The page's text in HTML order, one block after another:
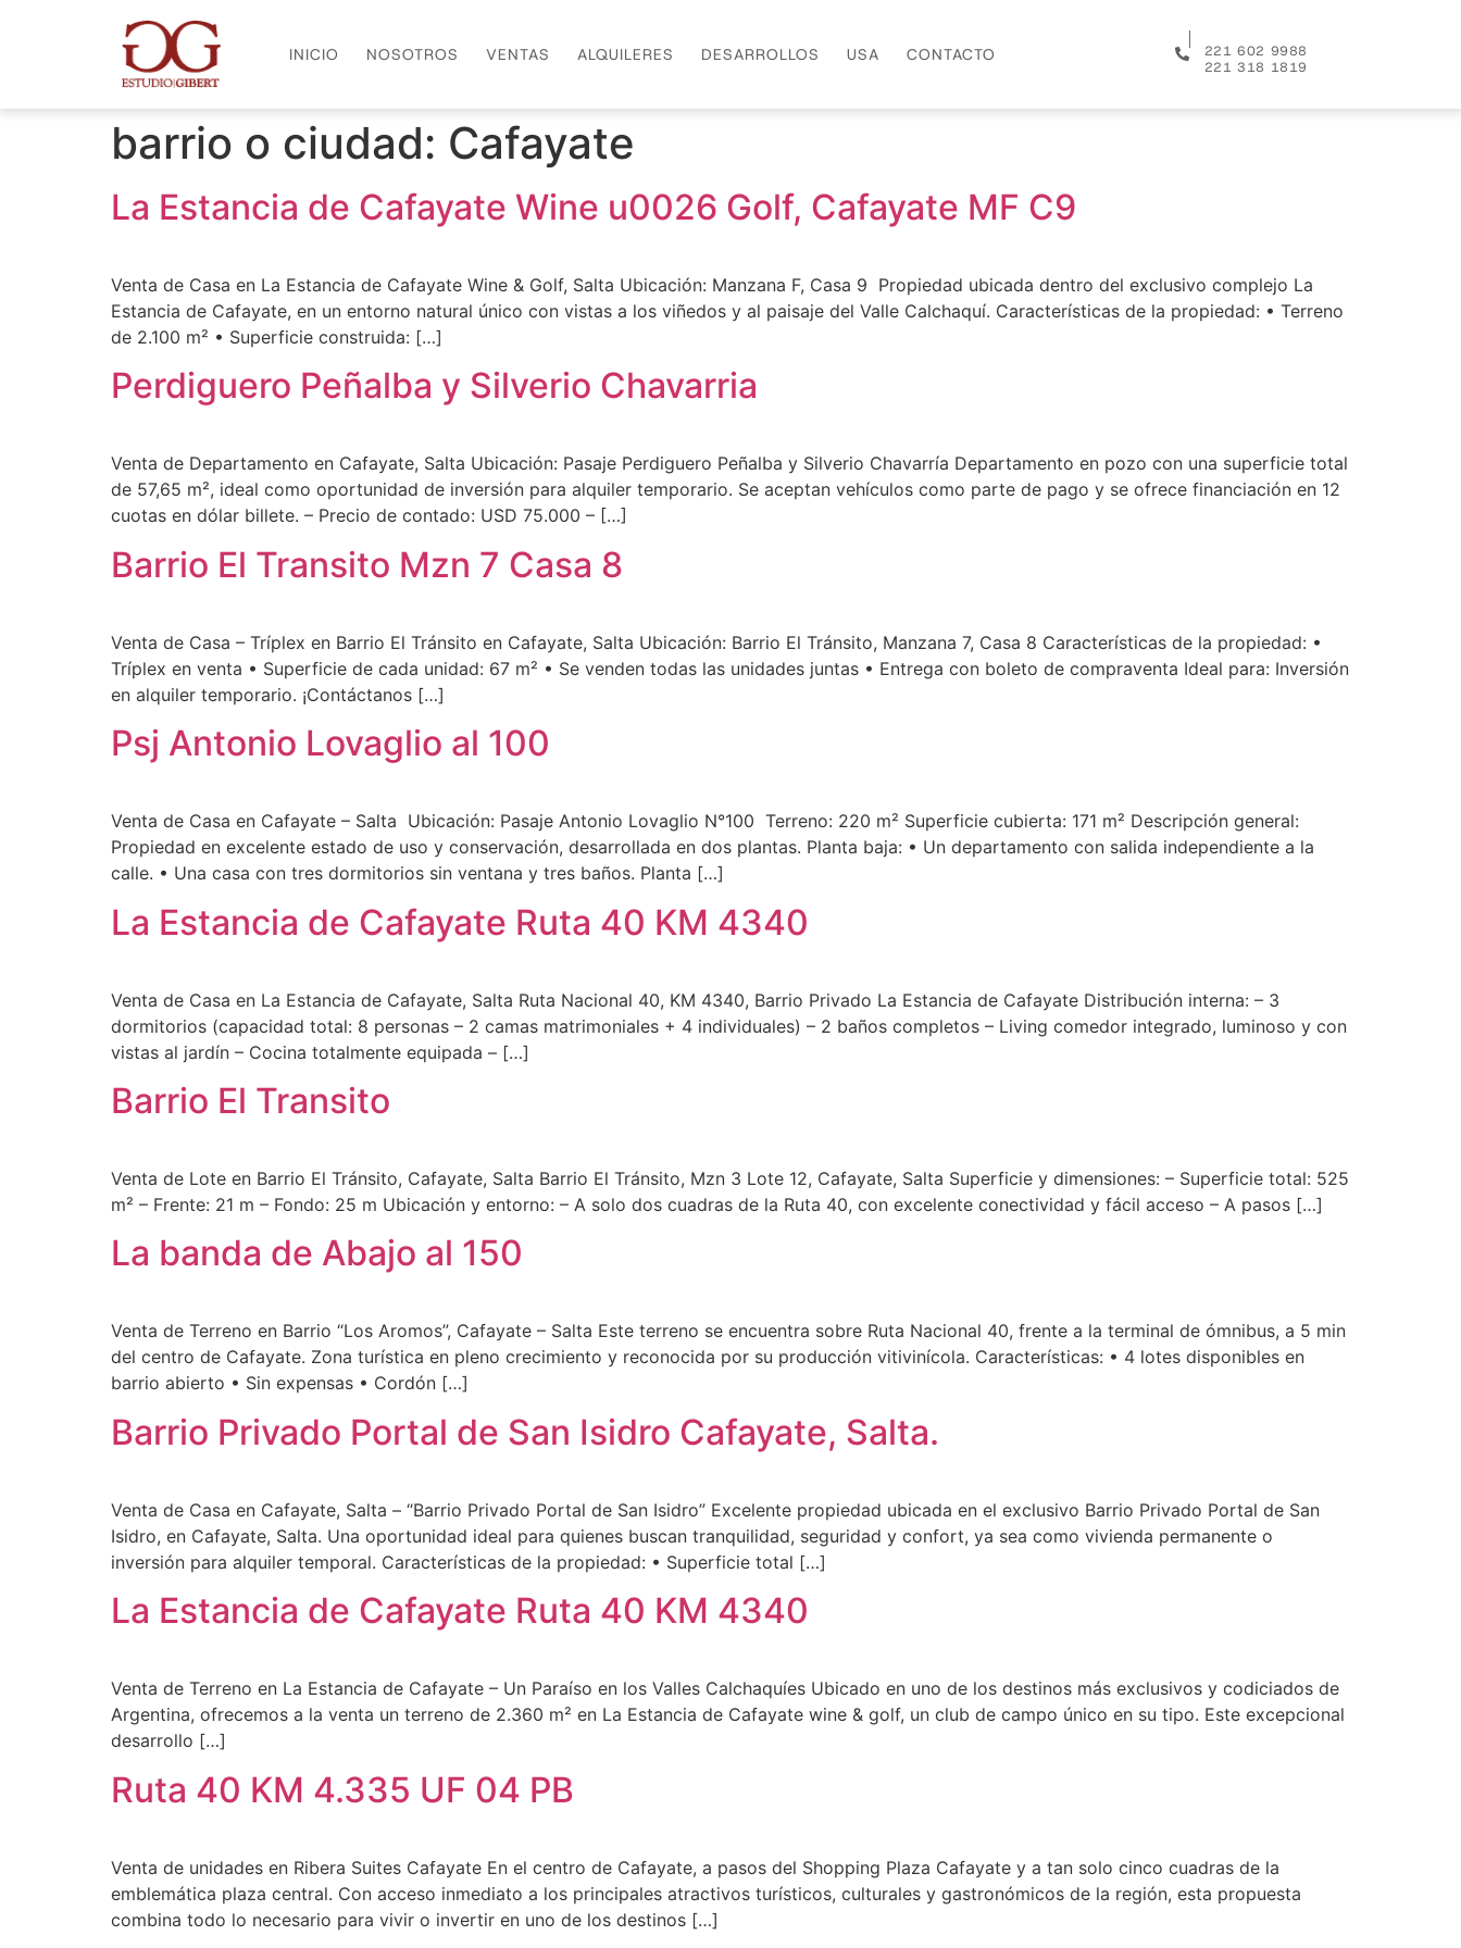
INICIO NOSOTROS VENTAS ALQUILERES DESARROLLOS USA CONTACTO
221 602 9988
221 318 1819
barrio o ciudad: Cafayate
La Estancia de Cafayate Wine u0026 Golf, Cafayate MF C9
Venta de Casa en La Estancia de Cafayate Wine & Golf, Salta Ubicación: Manzana F, Casa 9 Propiedad ubicada dentro del exclusivo complejo La
Estancia de Cafayate, en un entorno natural único con vistas a los viñedos y al paisaje del Valle Calchaquí. Características de la propiedad: • Terreno
de 2.100 m² • Superficie construida: […]
Perdiguero Peñalba y Silverio Chavarria
Venta de Departamento en Cafayate, Salta Ubicación: Pasaje Perdiguero Peñalba y Silverio Chavarría Departamento en pozo con una superficie total
de 57,65 m², ideal como oportunidad de inversión para alquiler temporario. Se aceptan vehículos como parte de pago y se ofrece financiación en 12
cuotas en dólar billete. – Precio de contado: USD 75.000 – […]
Barrio El Transito Mzn 7 Casa 8
Venta de Casa – Tríplex en Barrio El Tránsito en Cafayate, Salta Ubicación: Barrio El Tránsito, Manzana 7, Casa 8 Características de la propiedad: •
Tríplex en venta • Superficie de cada unidad: 67 m² • Se venden todas las unidades juntas • Entrega con boleto de compraventa Ideal para: Inversión
en alquiler temporario. ¡Contáctanos […]
Psj Antonio Lovaglio al 100
Venta de Casa en Cafayate – Salta Ubicación: Pasaje Antonio Lovaglio N°100 Terreno: 220 m² Superficie cubierta: 171 m² Descripción general:
Propiedad en excelente estado de uso y conservación, desarrollada en dos plantas. Planta baja: • Un departamento con salida independiente a la
calle. • Una casa con tres dormitorios sin ventana y tres baños. Planta […]
La Estancia de Cafayate Ruta 40 KM 4340
Venta de Casa en La Estancia de Cafayate, Salta Ruta Nacional 40, KM 4340, Barrio Privado La Estancia de Cafayate Distribución interna: – 3
dormitorios (capacidad total: 8 personas – 2 camas matrimoniales + 4 individuales) – 2 baños completos – Living comedor integrado, luminoso y con
vistas al jardín – Cocina totalmente equipada – […]
Barrio El Transito
Venta de Lote en Barrio El Tránsito, Cafayate, Salta Barrio El Tránsito, Mzn 3 Lote 12, Cafayate, Salta Superficie y dimensiones: – Superficie total: 525
m² – Frente: 21 m – Fondo: 25 m Ubicación y entorno: – A solo dos cuadras de la Ruta 40, con excelente conectividad y fácil acceso – A pasos […]
La banda de Abajo al 150
Venta de Terreno en Barrio “Los Aromos”, Cafayate – Salta Este terreno se encuentra sobre Ruta Nacional 40, frente a la terminal de ómnibus, a 5 min
del centro de Cafayate. Zona turística en pleno crecimiento y reconocida por su producción vitivinícola. Características: • 4 lotes disponibles en
barrio abierto • Sin expensas • Cordón […]
Barrio Privado Portal de San Isidro Cafayate, Salta.
Venta de Casa en Cafayate, Salta – “Barrio Privado Portal de San Isidro” Excelente propiedad ubicada en el exclusivo Barrio Privado Portal de San
Isidro, en Cafayate, Salta. Una oportunidad ideal para quienes buscan tranquilidad, seguridad y confort, ya sea como vivienda permanente o
inversión para alquiler temporal. Características de la propiedad: • Superficie total […]
La Estancia de Cafayate Ruta 40 KM 4340
Venta de Terreno en La Estancia de Cafayate – Un Paraíso en los Valles Calchaquíes Ubicado en uno de los destinos más exclusivos y codiciados de
Argentina, ofrecemos a la venta un terreno de 2.360 m² en La Estancia de Cafayate wine & golf, un club de campo único en su tipo. Este excepcional
desarrollo […]
Ruta 40 KM 4.335 UF 04 PB
Venta de unidades en Ribera Suites Cafayate En el centro de Cafayate, a pasos del Shopping Plaza Cafayate y a tan solo cinco cuadras de la
emblemática plaza central. Con acceso inmediato a los principales atractivos turísticos, culturales y gastronómicos de la región, esta propuesta
combina todo lo necesario para vivir o invertir en uno de los destinos […]